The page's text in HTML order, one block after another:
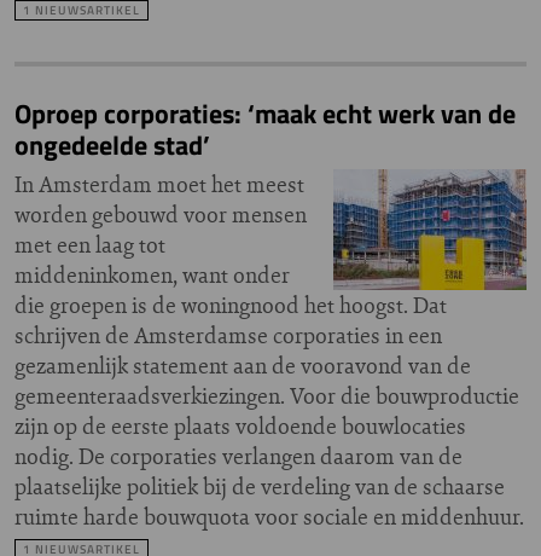
1 NIEUWSARTIKEL
Oproep corporaties: ‘maak echt werk van de
ongedeelde stad’
In Amsterdam moet het meest
worden gebouwd voor mensen
met een laag tot
middeninkomen, want onder
die groepen is de woningnood het hoogst. Dat
schrijven de Amsterdamse corporaties in een
gezamenlijk statement aan de vooravond van de
gemeenteraadsverkiezingen. Voor die bouwproductie
zijn op de eerste plaats voldoende bouwlocaties
nodig. De corporaties verlangen daarom van de
plaatselijke politiek bij de verdeling van de schaarse
ruimte harde bouwquota voor sociale en middenhuur.
1 NIEUWSARTIKEL